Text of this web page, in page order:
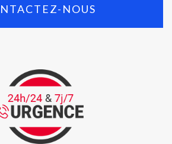
NOUS